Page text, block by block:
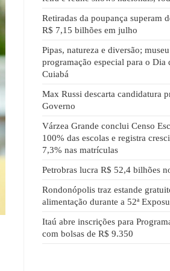
Retiradas da poupança superam
R$ 7,15 bilhões em julho
Pipas, natureza e diversão;
programação especial para o Dia
Cuiabá
Max Russi descarta candidatura
Governo
Várzea Grande conclui Censo
100% das escolas e registra
7,3% nas matrículas
Petrobras lucra R$ 52,4 bilhões
Rondonópolis traz estande
alimentação durante a 52ª
Itaú abre inscrições para
com bolsas de R$ 9.350